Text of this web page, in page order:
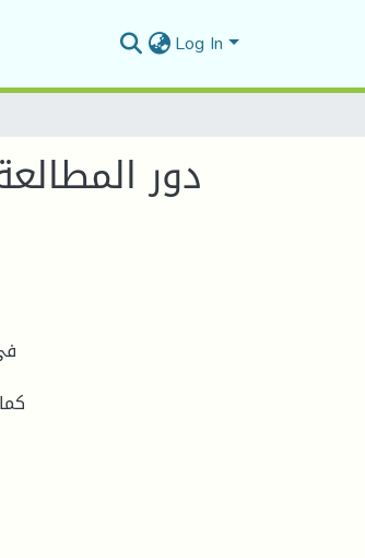
Log In
دور